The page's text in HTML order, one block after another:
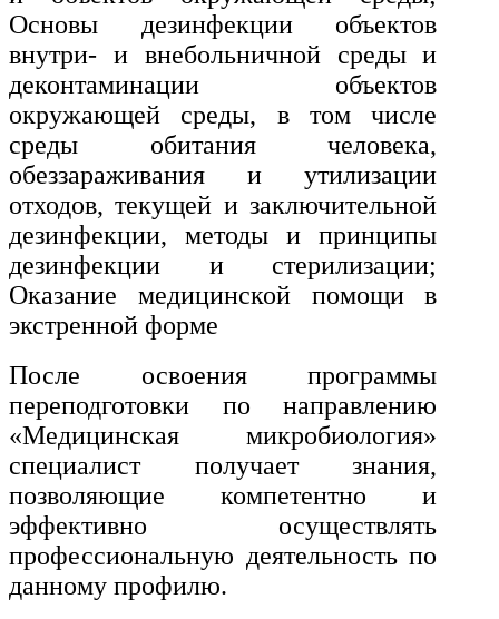
Основы дезинфекции объектов
внутри- и внебольничной среды и
деконтаминации объектов
окружающей среды, в том числе
среды обитания человека,
обеззараживания и утилизации
отходов, текущей и заключительной
дезинфекции, методы и принципы
дезинфекции и стерилизации;
Оказание медицинской помощи в
экстренной форме
После освоения программы
переподготовки по направлению
«Медицинская микробиология»
специалист получает знания,
позволяющие компетентно и
эффективно осуществлять
профессиональную деятельность по
данному профилю.